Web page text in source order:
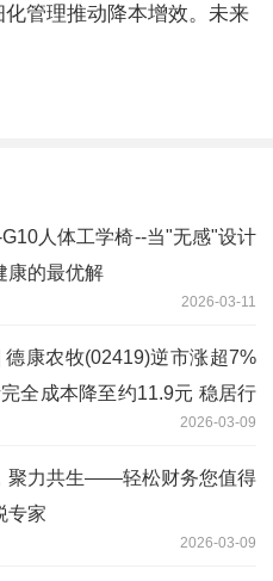
管理推动降本增效。未来
人体工学椅--当"无感"设计
康的最优解
2026-03-11
德康农牧(02419)逆市涨超7%
全成本降至约11.9元 稳居行
2026-03-09
聚力共生——轻松财务您值得
专家
2026-03-09